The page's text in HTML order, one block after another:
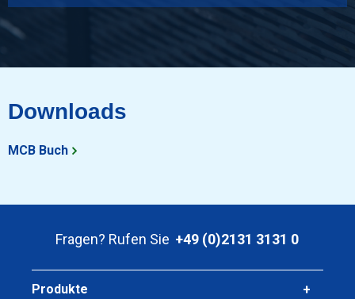
Downloads
MCB Buch
Fragen? Rufen Sie +49 (0)2131 3131 0
Produkte